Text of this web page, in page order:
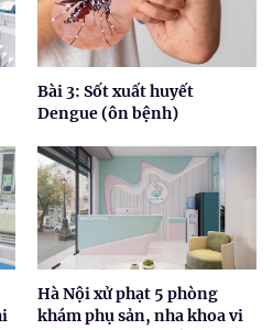
Bài 3: Sốt xuất huyết
Dengue (ôn bệnh)
Hà Nội xử phạt 5 phòng
khám phụ sản, nha khoa vi